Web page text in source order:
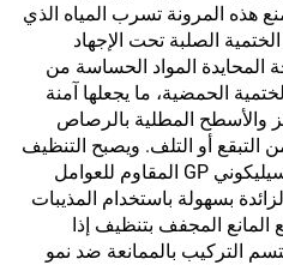
هذه المرونة تسرب المياه الذي
الصلبة تحت الإجهاد
المحايدة المواد الحساسة من
الحمضية، ما يجعلها آمنة
والأسطح المطلية بالرصاص
أو التلف. ويصبح التنظيف
سهلًا للغاية مع مانع التسرب السيليكوني GP المقاوم للعوامل
بسهولة باستخدام المذيبات
المانع المجفف بتنظيف إذا
التركيب بالممانعة ضد نمو